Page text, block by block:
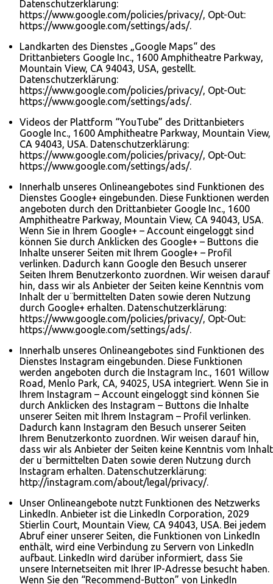
Datenschutzerklärung:
https://www.google.com/policies/privacy/, Opt-Out:
https://www.google.com/settings/ads/.
Landkarten des Dienstes „Google Maps“ des
Drittanbieters Google Inc., 1600 Amphitheatre Parkway,
Mountain View, CA 94043, USA, gestellt.
Datenschutzerklärung:
https://www.google.com/policies/privacy/, Opt-Out:
https://www.google.com/settings/ads/.
Videos der Plattform “YouTube” des Drittanbieters
Google Inc., 1600 Amphitheatre Parkway, Mountain View,
CA 94043, USA. Datenschutzerklärung:
https://www.google.com/policies/privacy/, Opt-Out:
https://www.google.com/settings/ads/.
Innerhalb unseres Onlineangebotes sind Funktionen des
Dienstes Google+ eingebunden. Diese Funktionen werden
angeboten durch den Drittanbieter Google Inc., 1600
Amphitheatre Parkway, Mountain View, CA 94043, USA.
Wenn Sie in Ihrem Google+ – Account eingeloggt sind
können Sie durch Anklicken des Google+ – Buttons die
Inhalte unserer Seiten mit Ihrem Google+ – Profil
verlinken. Dadurch kann Google den Besuch unserer
Seiten Ihrem Benutzerkonto zuordnen. Wir weisen darauf
hin, dass wir als Anbieter der Seiten keine Kenntnis vom
Inhalt der u¨bermittelten Daten sowie deren Nutzung
durch Google+ erhalten. Datenschutzerklärung:
https://www.google.com/policies/privacy/, Opt-Out:
https://www.google.com/settings/ads/.
Innerhalb unseres Onlineangebotes sind Funktionen des
Dienstes Instagram eingebunden. Diese Funktionen
werden angeboten durch die Instagram Inc., 1601 Willow
Road, Menlo Park, CA, 94025, USA integriert. Wenn Sie in
Ihrem Instagram – Account eingeloggt sind können Sie
durch Anklicken des Instagram – Buttons die Inhalte
unserer Seiten mit Ihrem Instagram – Profil verlinken.
Dadurch kann Instagram den Besuch unserer Seiten
Ihrem Benutzerkonto zuordnen. Wir weisen darauf hin,
dass wir als Anbieter der Seiten keine Kenntnis vom Inhalt
der u¨bermittelten Daten sowie deren Nutzung durch
Instagram erhalten. Datenschutzerklärung:
http://instagram.com/about/legal/privacy/.
Unser Onlineangebote nutzt Funktionen des Netzwerks
LinkedIn. Anbieter ist die LinkedIn Corporation, 2029
Stierlin Court, Mountain View, CA 94043, USA. Bei jedem
Abruf einer unserer Seiten, die Funktionen von LinkedIn
enthält, wird eine Verbindung zu Servern von LinkedIn
aufbaut. LinkedIn wird darüber informiert, dass Sie
unsere Internetseiten mit Ihrer IP-Adresse besucht haben.
Wenn Sie den “Recommend-Button” von LinkedIn